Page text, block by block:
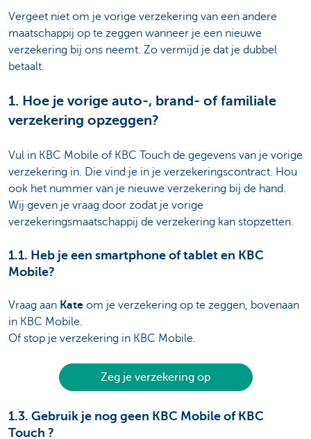
Vergeet niet om je vorige verzekering van een andere
maatschappij op te zeggen wanneer je een nieuwe
verzekering bij ons neemt. Zo vermijd je dat je dubbel
betaalt.
1. Hoe je vorige auto-, brand- of familiale
verzekering opzeggen?
Vul in KBC Mobile of KBC Touch de gegevens van je vorige
verzekering in. Die vind je in je verzekeringscontract. Hou
ook het nummer van je nieuwe verzekering bij de hand.
Wij geven je vraag door zodat je vorige
verzekeringsmaatschappij de verzekering kan stopzetten.
1.1. Heb je een smartphone of tablet en KBC
Mobile?
Vraag aan Kate om je verzekering op te zeggen, bovenaan
in KBC Mobile.
Of stop je verzekering in KBC Mobile.
Zeg je verzekering op
1.3. Gebruik je nog geen KBC Mobile of KBC
Touch ?